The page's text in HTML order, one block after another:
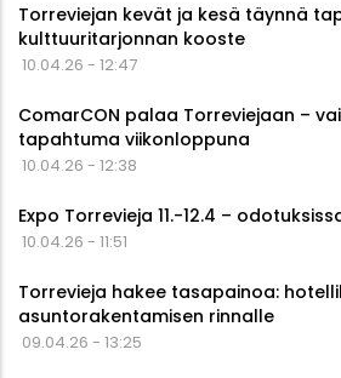
Torreviejan kevät ja kesä täynnä
kulttuuritarjonnan kooste
10.04.26 - 12:47
ComarCON palaa Torreviejaan –
tapahtuma viikonloppuna
10.04.26 - 12:38
Expo Torrevieja 11.-12.4 –
10.04.26 - 11:51
Torrevieja hakee tasapainoa:
asuntorakentamisen rinnalle
09.04.26 - 13:25